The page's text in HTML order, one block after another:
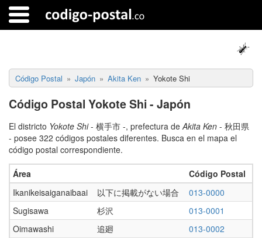
Código Postal Japón Akita Ken Yokote Shi
Código Postal Yokote Shi - Japón
El districto Yokote Shi- 横手市 -, prefectura de Akita Ken - 秋田県
- posee 322 códigos postales diferentes. Busca en el mapa el
código postal correspondiente.
Área
Código Postal
Ikanikeisaiganaibaai
以下に掲載がない場合
013-0000
Sugisawa
杉沢
013-0001
Oimawashi
追廻
013-0002